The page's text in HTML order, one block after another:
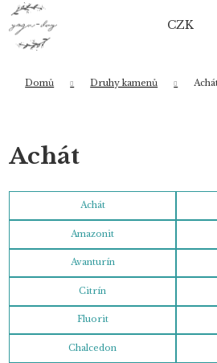
Přejít
obsah
CZK
Domů Druhy kamenů
Achát
Achát
Amazonit
Avanturín
Citrín
Fluorit
Chalcedon
K
o
Zpět
Zpět